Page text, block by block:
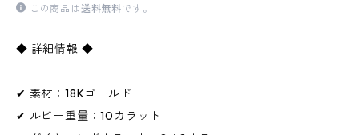
この商品は送料無料です。
◆ 詳細情報 ◆
✔ 素材：18Kゴールド
✔ ルビー重量：10カラット